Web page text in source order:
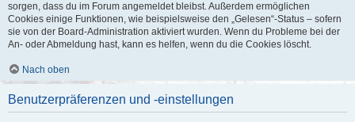
sorgen, dass du im Forum angemeldet bleibst. Außerdem ermöglichen
Cookies einige Funktionen, wie beispielsweise den „Gelesen“-Status – sofern
sie von der Board-Administration aktiviert wurden. Wenn du Probleme bei der
An- oder Abmeldung hast, kann es helfen, wenn du die Cookies löscht.
Nach oben
Benutzerpräferenzen und -einstellungen